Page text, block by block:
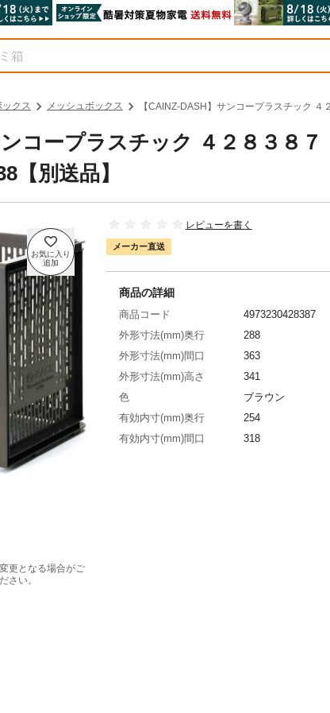
クス メッシュボックス 【CAINZ-DASH】サンコープラスチック
ンコープラスチック ４２８３
別送品】
更となる場合がご
さい。
レビューを書く
メーカー直送
商品の詳細
商品コード
4973230428387
外形寸法(mm)奥行
288
外形寸法(mm)間口
363
外形寸法(mm)高さ
341
色
ブラウン
有効内寸(mm)奥行
254
有効内寸(mm)間口
318